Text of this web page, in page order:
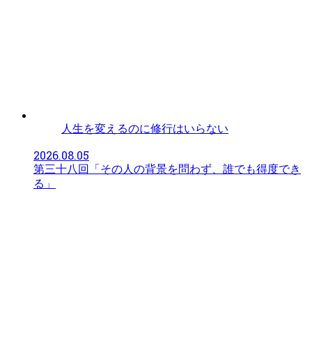
人生を変えるのに修行はいらない
2026.08.05
第三十八回「その人の背景を問わず、誰でも得度でき
る」